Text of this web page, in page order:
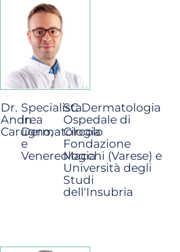
Dr.
Andrea
Carugno,
Specialista
in
Dermatologia
e
Venereologia
SC Dermatologia
Ospedale di
Circolo
Fondazione
Macchi (Varese) e
Università degli
Studi
dell'Insubria